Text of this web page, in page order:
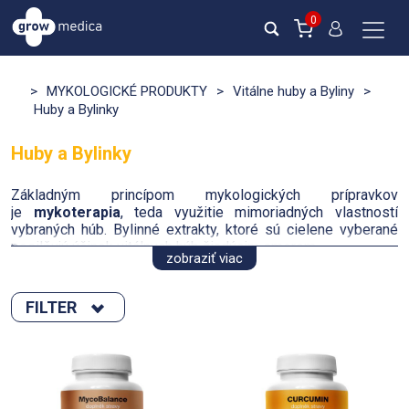
0
> MYKOLOGICKÉ PRODUKTY > Vitálne huby a Byliny
>
Huby a Bylinky
Huby a Bylinky
Základným princípom mykologických prípravkov
je mykoterapia, teda využitie mimoriadných vlastností
vybraných húb. Bylinné extrakty, ktoré sú cielene vyberané
posilňujú účinok vitálnych húb žiadúcim smerom.
výbermykologických produktov
podporovali zdravie a vitalitu. Mykologické produkty sú
systém, zlepšiť výdrž a energiu a prispieť k celkovému
zobraziť viac
FILTER
novinka